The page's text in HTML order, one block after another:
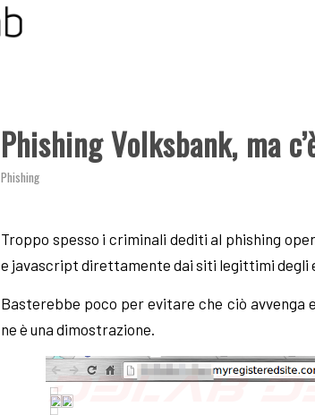
Phishing Volksbank, ma
Phishing
Troppo spesso i criminali dediti al phishing
e javascript direttamente dai siti legittimi degli
Basterebbe poco per evitare che ciò avvenga
ne è una dimostrazione.